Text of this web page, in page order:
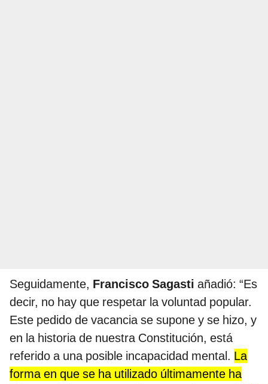
Seguidamente, Francisco Sagasti añadió: “Es
decir, no hay que respetar la voluntad popular.
Este pedido de vacancia se supone y se hizo, y
en la historia de nuestra Constitución, está
referido a una posible incapacidad mental. La
forma en que se ha utilizado últimamente ha